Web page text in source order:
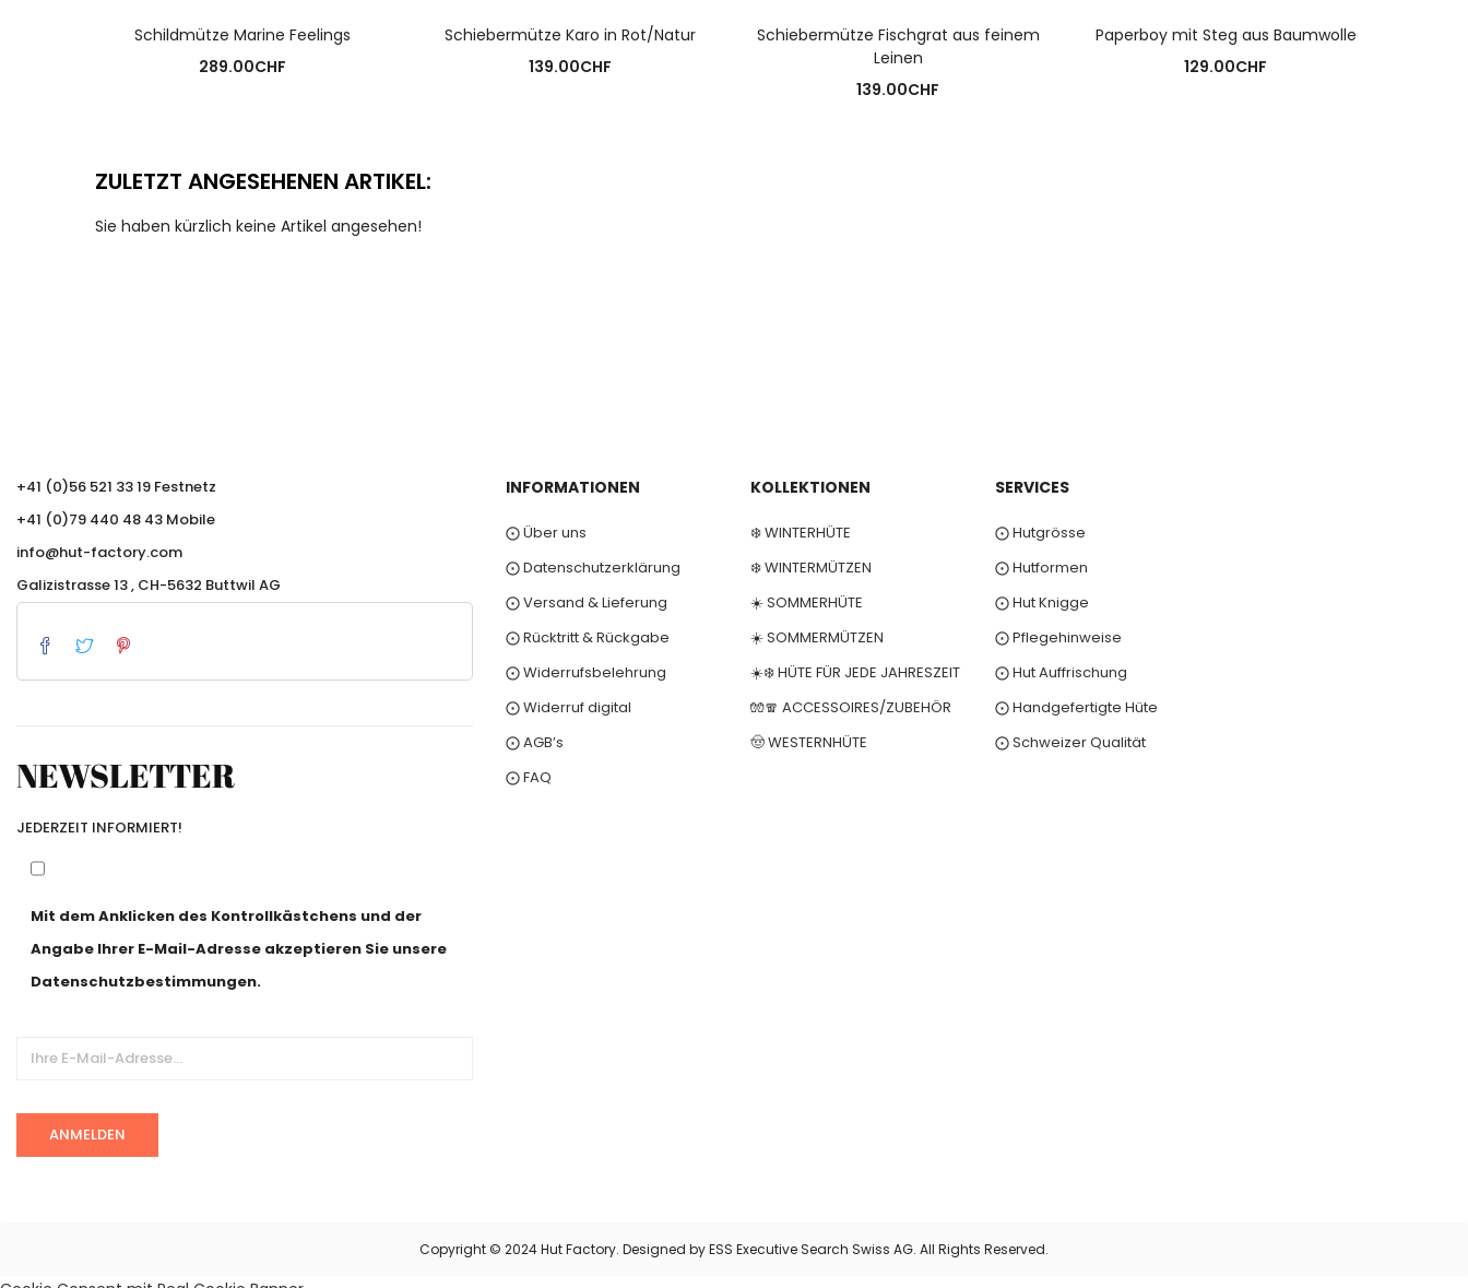
Schildmütze Marine Feelings
289.00CHF
Schiebermütze Karo in Rot/Natur
139.00CHF
AUSFÜHRUNG WÄHLEN
Schiebermütze Fischgrat aus feinem
Leinen
139.00CHF
Paperboy mit Steg aus Baumwolle
129.00CHF
ZULETZT ANGESEHENEN ARTIKEL:
Sie haben kürzlich keine Artikel angesehen!
+41 (0)56 521 33 19 Festnetz
+41 (0)79 440 48 43 Mobile
info@hut-factory.com
Galizistrasse 13 , CH-5632 Buttwil AG
NEWSLETTER
JEDERZEIT INFORMIERT!
Mit dem Anklicken des Kontrollkästchens und der
Angabe Ihrer E-Mail-Adresse akzeptieren Sie unsere
Datenschutzbestimmungen.
INFORMATIONEN
⨀ Über uns
⨀ Datenschutzerklärung
⨀ Versand & Lieferung
⨀ Rücktritt & Rückgabe
⨀ Widerrufsbelehrung
⨀ Widerruf digital
⨀ AGB’s
⨀ FAQ
KOLLEKTIONEN
❄️ WINTERHÜTE
❄️ WINTERMÜTZEN
☀️ SOMMERHÜTE
☀️ SOMMERMÜTZEN
☀️❄️ HÜTE FÜR JEDE JAHRESZEIT
🧤🧣 ACCESSOIRES/ZUBEHÖR
🤠 WESTERNHÜTE
SERVICES
⨀ Hutgrösse
⨀ Hutformen
⨀ Hut Knigge
⨀ Pflegehinweise
⨀ Hut Auffrischung
⨀ Handgefertigte Hüte
⨀ Schweizer Qualität
Copyright © 2024 Hut Factory. Designed by ESS Executive Search Swiss AG. All Rights Reserved.